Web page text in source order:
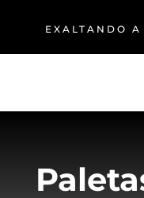
EXALTANDO